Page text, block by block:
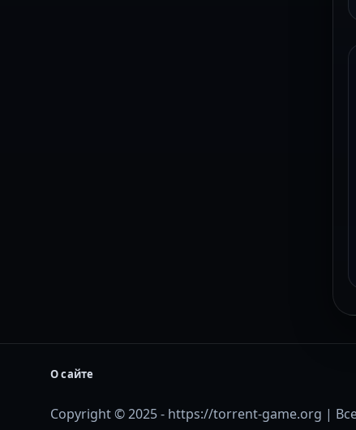
О сайте
Copyright © 2025 - https://torrent-game.org |